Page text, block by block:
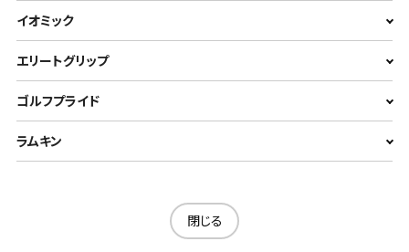
イオミック
エリートグリップ
ゴルフプライド
ラムキン
閉じる